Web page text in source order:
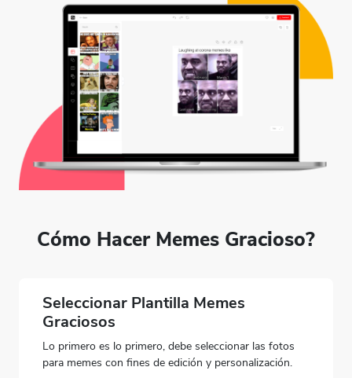
Create a blankes
Cómo Hacer Memes Gracioso?
Seleccionar Plantilla Memes
Graciosos
Lo primero es lo primero, debe seleccionar las fotos
para memes con fines de edición y personalización.